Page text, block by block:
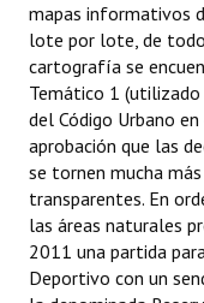
mapas informativos
lote por lote, de
cartografía se
Temático 1 (utilizado
del Código Urbano
aprobación que las
se tornen mucha
transparentes. En
las áreas naturales
2011 una partida
Deportivo con un